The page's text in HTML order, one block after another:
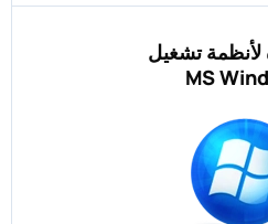
لأنظمة تشغيل
MS